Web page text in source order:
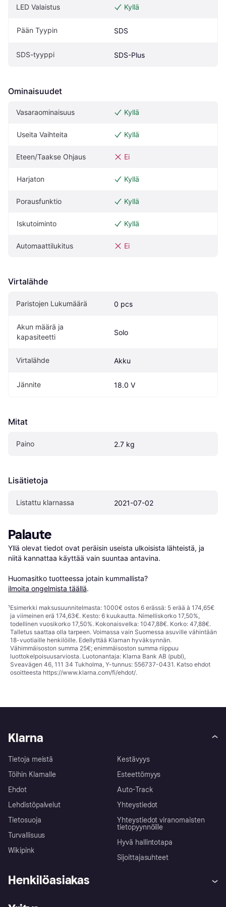
LED Valaistus Kyllä
Pään Tyypin SDS
SDS-tyyppi SDS-Plus
Ominaisuudet
Vasaraominaisuus Kyllä
Useita Vaihteita Kyllä
Eteen/Taakse Ohjaus Ei
Harjaton Kyllä
Porausfunktio Kyllä
Iskutoiminto Kyllä
Automaattilukitus Ei
Virtalähde
Paristojen Lukumäärä 0 pcs
Akun määrä ja
kapasiteetti
Solo
Virtalähde Akku
Jännite 18.0 V
Mitat
Paino 2.7 kg
Lisätietoja
Listattu klarnassa 2021-07-02
Palaute
Yllä olevat tiedot ovat peräisin useista ulkoisista lähteistä, ja
niitä kannattaa käyttää vain suuntaa antavina.
Huomasitko tuotteessa jotain kummallista?
ilmoita ongelmista täällä.
¹Esimerkki maksusuunnitelmasta: 1000€ ostos 6 erässä: 5 erää à 174,65€
ja viimeinen erä 174,63€. Kesto: 6 kuukautta. Nimelliskorko 17,50%,
todellinen vuosikorko 17,50%. Kokonaisvelka: 1047,88€. Korko: 47,88€.
Talletus saattaa olla tarpeen. Voimassa vain Suomessa asuville vähintään
18-vuotiaille henkilöille. Edellyttää Klarnan hyväksynnän.
Vähimmäisoston summa 25€; enimmäisoston summa riippuu
luottokelpoisuusarviosta. Luotonantaja: Klarna Bank AB (publ),
Sveavägen 46, 111 34 Tukholma, Y-tunnus: 556737-0431. Katso ehdot
osoitteesta https://www.klarna.com/fi/ehdot/.
Klarna
Tietoja meistä
Töihin Klarnalle
Ehdot
Lehdistöpalvelut
Tietosuoja
Turvallisuus
Wikipink
Kestävyys
Esteettömyys
Auto-Track
Yhteystiedot
Yhteystiedot viranomaisten
tietopyynnöille
Hyvä hallintotapa
Sijoittajasuhteet
Henkilöasiakas
Ohje